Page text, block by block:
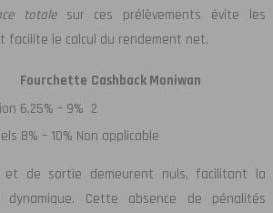
totale sur ces prélèvements évite les
facilite le calcul du rendement net.
Fourchette Cashback Moniwan
6,25% – 9% 2
8% – 10% Non applicable
et de sortie demeurent nuls, facilitant la
dynamique. Cette absence de pénalités